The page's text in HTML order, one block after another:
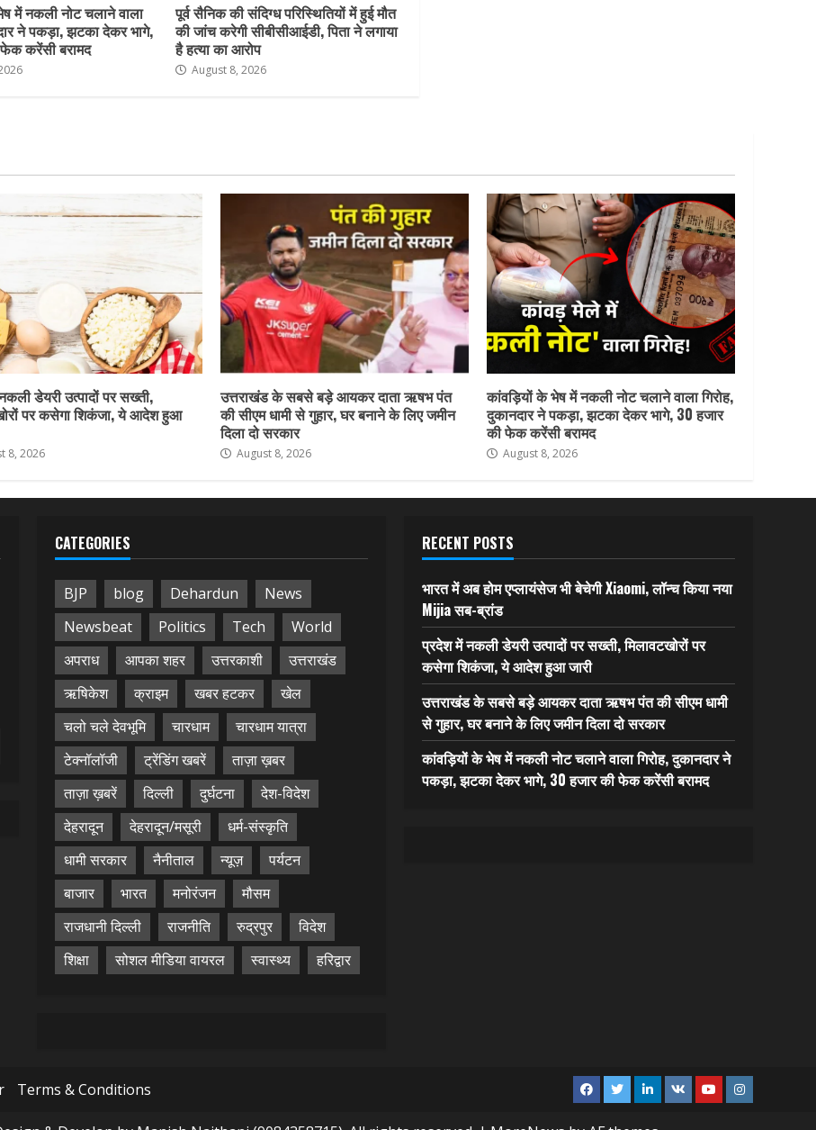
में नकली नोट चलाने वाला
ने पकड़ा, झटका देकर भागे,
करेंसी बरामद
पूर्व सैनिक की संदिग्ध परिस्थितियों में हुई मौत
की जांच करेगी सीबीसीआईडी, पिता ने लगाया
है हत्या का आरोप
August 8, 2026
डेयरी उत्पादों पर सख्ती,
पर कसेगा शिकंजा, ये आदेश हुआ
8, 2026
उत्तराखंड के सबसे बड़े आयकर दाता ऋषभ पंत
की सीएम धामी से गुहार, घर बनाने के लिए जमीन
दिला दो सरकार
August 8, 2026
कांवड़ियों के भेष में नकली नोट चलाने वाला गिरोह,
दुकानदार ने पकड़ा, झटका देकर भागे, 30 हजार
की फेक करेंसी बरामद
August 8, 2026
CATEGORIES
BJP blog Dehardun
News
Newsbeat
Politics Tech
World
अपराध
आपका शहर उत्तरकाशी
उत्तराखंड
ऋषिकेश
क्राइम खबर हटकर
खेल
चलो चले देवभूमि
चारधाम
चारधाम यात्रा
टेक्नॉलॉजी
ट्रेंडिंग खबरें
ताज़ा ख़बर
ताज़ा ख़बरें
दिल्ली दुर्घटना
देश-विदेश
देहरादून
देहरादून/मसूरी
धर्म-संस्कृति
धामी सरकार
नैनीताल न्यूज़
पर्यटन
बाजार
भारत मनोरंजन
मौसम
राजधानी दिल्ली
राजनीति रुद्रपुर
विदेश
शिक्षा
सोशल मीडिया वायरल स्वास्थ्य हरिद्वार
RECENT POSTS
भारत में अब होम एप्लायंसेज भी बेचेगी Xiaomi, लॉन्च किया नया
Mijia सब-ब्रांड
प्रदेश में नकली डेयरी उत्पादों पर सख्ती, मिलावटखोरों पर
कसेगा शिकंजा, ये आदेश हुआ जारी
उत्तराखंड के सबसे बड़े आयकर दाता ऋषभ पंत की सीएम धामी
से गुहार, घर बनाने के लिए जमीन दिला दो सरकार
कांवड़ियों के भेष में नकली नोट चलाने वाला गिरोह, दुकानदार ने
पकड़ा, झटका देकर भागे, 30 हजार की फेक करेंसी बरामद
Terms & Conditions Facebook
TwitterLinkedin
VK YoutubeInstagram